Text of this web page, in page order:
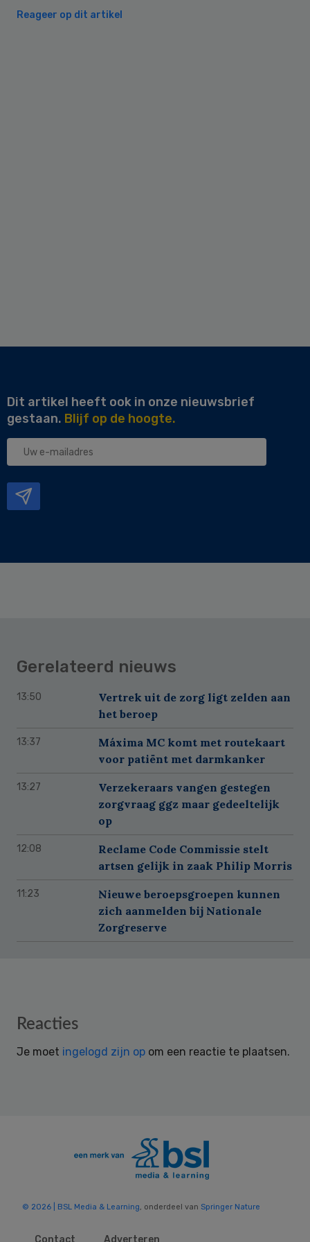
Reageer op dit artikel
Dit artikel heeft ook in onze nieuwsbrief
gestaan. Blijf op de hoogte.
Uw
Gerelateerd nieuws
13:50
Vertrek uit de zorg ligt zelden aan
het beroep
13:37
Máxima MC komt met routekaart
voor patiënt met darmkanker
13:27
Verzekeraars vangen gestegen
zorgvraag ggz maar gedeeltelijk
op
12:08
Reclame Code Commissie stelt
artsen gelijk in zaak Philip Morris
11:23
Nieuwe beroepsgroepen kunnen
zich aanmelden bij Nationale
Zorgreserve
Reader
Reacties
Je moet ingelogd zijn op om een reactie te plaatsen.
© 2026 | BSL Media & Learning, onderdeel van Springer Nature
Contact Adverteren